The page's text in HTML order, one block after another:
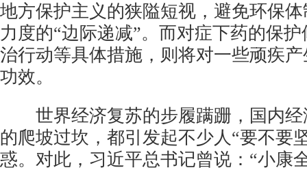
地方保护主义的狭隘短视，避免环保
力度的“边际递减”。而对症下药的保
治行动等具体措施，则将对一些顽疾
功效。
世界经济复苏的步履蹒跚，国内经
的爬坡过坎，都引发起不少人“要不要
惑。对此，习近平总书记曾说：“小康